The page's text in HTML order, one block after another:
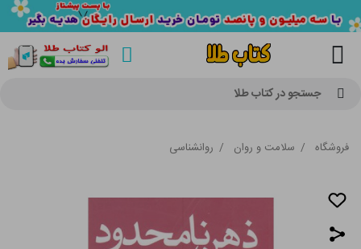
جستجو در کتاب طلا
فروشگاه / سلامت و روان / روانشناسی